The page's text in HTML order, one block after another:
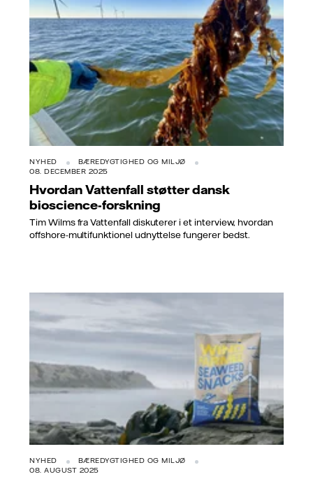
NYHED
BÆREDYGTIGHED OG MILJØ
08. DECEMBER 2025
Hvordan Vattenfall støtter dansk
bioscience-forskning
Tim Wilms fra Vattenfall diskuterer i et interview, hvordan
offshore-multifunktionel udnyttelse fungerer bedst.
NYHED
BÆREDYGTIGHED OG MILJØ
08. AUGUST 2025